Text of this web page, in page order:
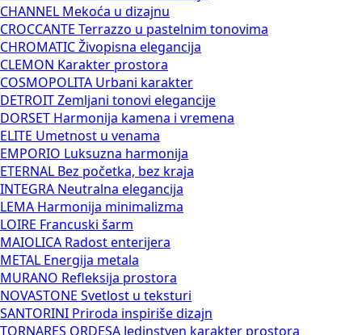
CHANNEL Mekoća u dizajnu
CROCCANTE Terrazzo u pastelnim tonovima
CHROMATICŽivopisna elegancija
CLEMON Karakter prostora
COSMOPOLITA Urbani karakter
DETROITZemljani tonovi elegancije
DORSET Harmonija kamena i vremena
ELITE Umetnost u venama
EMPORIO Luksuzna harmonija
ETERNAL Bez početka, bez kraja
INTEGRA Neutralna elegancija
LEMA Harmonija minimalizma
LOIRE Francuski šarm
MAIOLICA Radost enterijera
METAL Energija metala
MURANO Refleksija prostora
NOVASTONE Svetlost u teksturi
SANTORINI Priroda inspiriše dizajn
TORNARES ORDESA Jedinstven karakter prostora